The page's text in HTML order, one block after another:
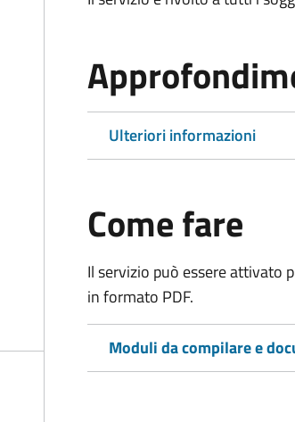
Ulteriori informazioni
Come fare
Il servizio può essere attivato
in formato PDF.
Moduli da compilare e